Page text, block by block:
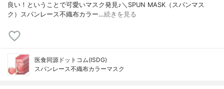
良い！ということで可愛いマスク発見♪＼SPUN MASK（スパンマス
ク）スパンレース不織布カラー…続きを見る
医食同源ドットコム(ISDG)
スパンレース不織布カラーマスク